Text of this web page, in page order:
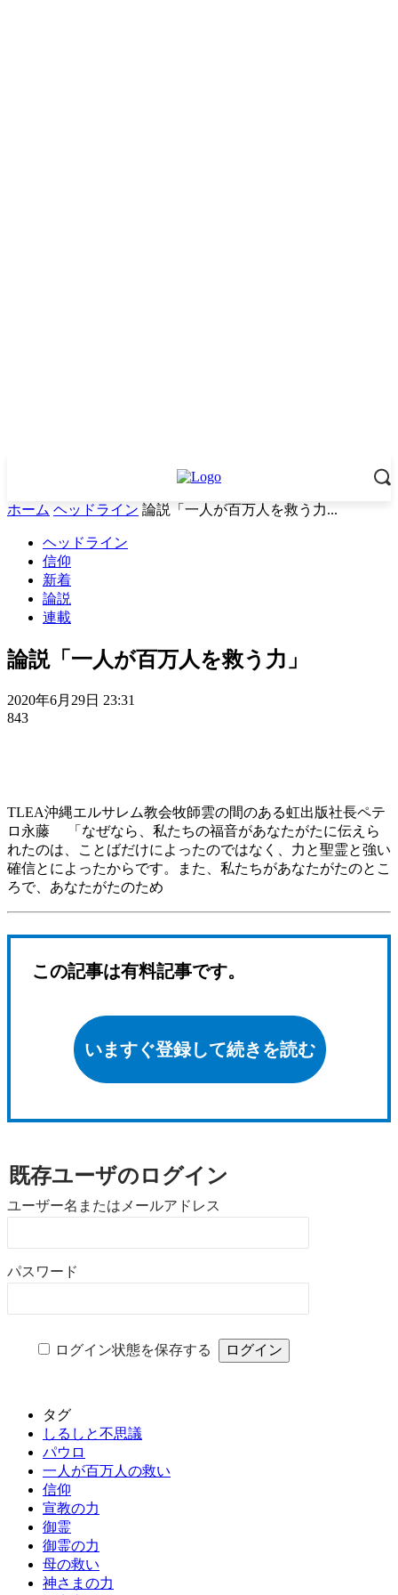
ホーム ヘッドライン 論説「一人が百万人を救う力...
ヘッドライン
信仰
新着
論説
連載
論説「一人が百万人を救う力」
2020年6月29日 23:31
843
TLEA沖縄エルサレム教会牧師雲の間のある虹出版社長ペテ
ロ永藤 「なぜなら、私たちの福音があなたがたに伝えら
れたのは、ことばだけによったのではなく、力と聖霊と強い
確信とによったからです。また、私たちがあなたがたのとこ
ろで、あなたがたのため
この記事は有料記事です。
いますぐ登録して続きを読む
既存ユーザのログイン
ユーザー名またはメールアドレス
パスワード
ログイン状態を保存する
タグ
しるしと不思議
パウロ
一人が百万人の救い
信仰
宣教の力
御霊
御霊の力
母の救い
神さまの力